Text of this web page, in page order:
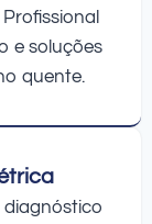
e soluções
quente.
diagnóstico